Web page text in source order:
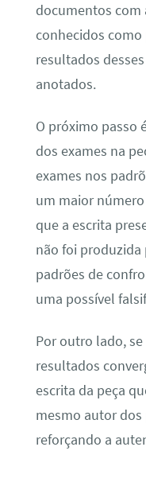
documentos com
conhecidos
resultados
anotados.
O próximo passo
dos exames na
exames nos
um maior
que a escrita
não foi
padrões de
uma possível
Por outro lado,
resultados
escrita da peça
mesmo autor
reforçando a